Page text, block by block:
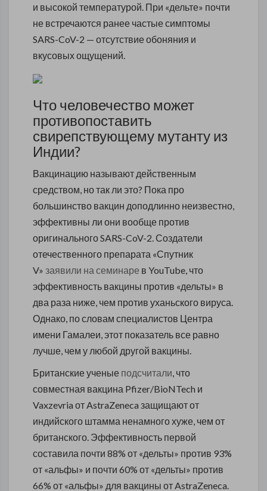
и высокой температурой. При «дельте» почти
не встречаются ранее частые симптомы
SARS-CoV-2 — отсутствие обоняния и
вкусовых ощущений.
Что человечество может
противопоставить
свирепствующему мутанту из
Индии?
Вакцинацию называют действенным
средством, но так ли это? Пока про
большинство вакцин доподлинно неизвестно,
эффективны ли они вообще против
оригинального SARS-CoV-2. Создатели
отечественного препарата «Спутник
V» заявили на семинаре в YouTube, что
эффективность вакцины против «дельты» в
два раза ниже, чем против уханьского вируса.
Однако, по словам специалистов Центра
имени Гамалеи, этот показатель все равно
лучше, чем у любой другой вакцины.
Британские ученые подсчитали, что
совместная вакцина Pfizer/BioNTech и
Vaxzevria от AstraZeneca защищают от
индийского штамма ненамного хуже, чем от
британского. Эффективность первой
составила почти 88% от «дельты» против 93%
от «альфы» и почти 60% от «дельты» против
66% от «альфы» для вакцины от AstraZeneca.